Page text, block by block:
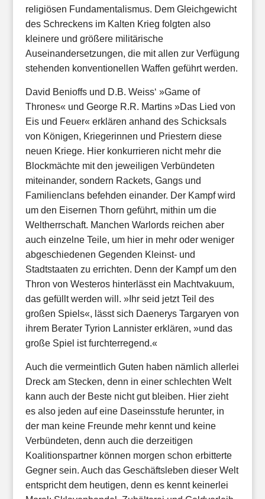
religiösen Fundamentalismus. Dem Gleichgewicht
des Schreckens im Kalten Krieg folgten also
kleinere und größere militärische
Auseinandersetzungen, die mit allen zur Verfügung
stehenden konventionellen Waffen geführt werden.
David Benioffs und D.B. Weiss‘ »Game of
Thrones« und George R.R. Martins »Das Lied von
Eis und Feuer« erklären anhand des Schicksals
von Königen, Kriegerinnen und Priestern diese
neuen Kriege. Hier konkurrieren nicht mehr die
Blockmächte mit den jeweiligen Verbündeten
miteinander, sondern Rackets, Gangs und
Familienclans befehden einander. Der Kampf wird
um den Eisernen Thorn geführt, mithin um die
Weltherrschaft. Manchen Warlords reichen aber
auch einzelne Teile, um hier in mehr oder weniger
abgeschiedenen Gegenden Kleinst- und
Stadtstaaten zu errichten. Denn der Kampf um den
Thron von Westeros hinterlässt ein Machtvakuum,
das gefüllt werden will. »Ihr seid jetzt Teil des
großen Spiels«, lässt sich Daenerys Targaryen von
ihrem Berater Tyrion Lannister erklären, »und das
große Spiel ist furchterregend.«
Auch die vermeintlich Guten haben nämlich allerlei
Dreck am Stecken, denn in einer schlechten Welt
kann auch der Beste nicht gut bleiben. Hier zieht
es also jeden auf eine Daseinsstufe herunter, in
der man keine Freunde mehr kennt und keine
Verbündeten, denn auch die derzeitigen
Koalitionspartner können morgen schon erbitterte
Gegner sein. Auch das Geschäftsleben dieser Welt
entspricht dem heutigen, denn es kennt keinerlei